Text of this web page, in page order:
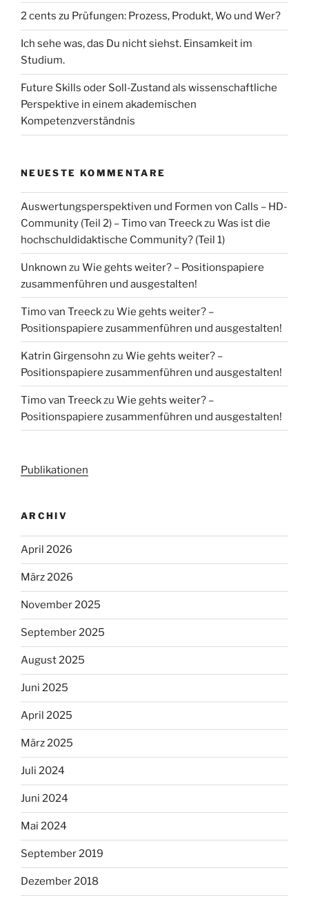
2 cents zu Prüfungen: Prozess, Produkt, Wo und Wer?
Ich sehe was, das Du nicht siehst. Einsamkeit im
Studium.
Future Skills oder Soll-Zustand als wissenschaftliche
Perspektive in einem akademischen
Kompetenzverständnis
NEUESTE KOMMENTARE
Auswertungsperspektiven und Formen von Calls – HD-
Community (Teil 2) – Timo van Treeckzu Was ist die
hochschuldidaktische Community? (Teil 1)
Unknown zu Wie gehts weiter? – Positionspapiere
zusammenführen und ausgestalten!
Timo van Treeckzu Wie gehts weiter? –
Positionspapiere zusammenführen und ausgestalten!
Katrin Girgensohn zu Wie gehts weiter? –
Positionspapiere zusammenführen und ausgestalten!
Timo van Treeckzu Wie gehts weiter? –
Positionspapiere zusammenführen und ausgestalten!
Publikationen
ARCHIV
April 2026
März 2026
November 2025
September 2025
August 2025
Juni 2025
April 2025
März 2025
Juli 2024
Juni 2024
Mai 2024
September 2019
Dezember 2018